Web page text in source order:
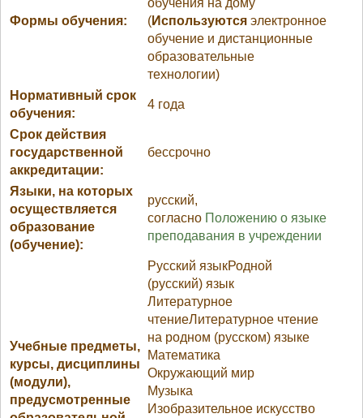
Формы обучения:
(Используются электронное
обучение и дистанционные
образовательные
технологии)
Нормативный срок
обучения:
4 года
Срок действия
государственной
аккредитации:
бессрочно
Языки, на которых
осуществляется
образование
(обучение):
русский,
согласно Положению о языке
преподавания в учреждении
Учебные предметы,
курсы, дисциплины
(модули),
предусмотренные
Русский языкРодной
(русский) язык
Литературное
чтениеЛитературное чтение
на родном (русском) языке
Математика
Окружающий мир
Музыка
Изобразительное искусство